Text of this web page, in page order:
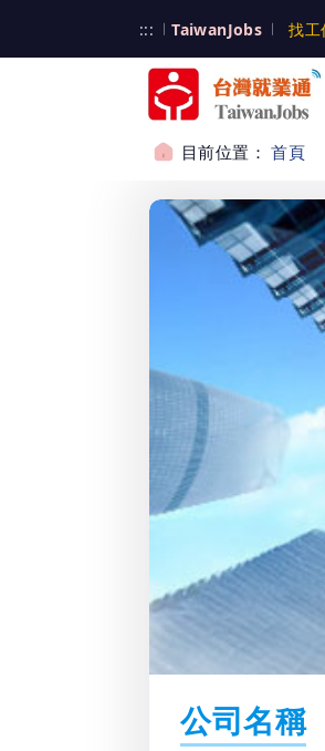
::: TaiwanJobs 找工
目前位置：首頁
公司名稱